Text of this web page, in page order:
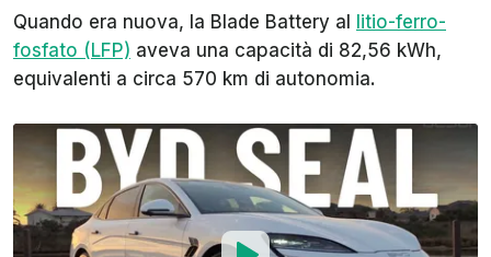
Quando era nuova, la Blade Battery al
litio-ferro-
fosfato (LFP) aveva una capacità di 82,56 kWh,
equivalenti a circa 570 km di autonomia.